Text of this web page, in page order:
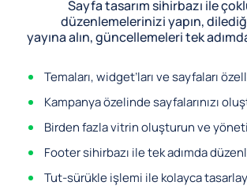
Sayfa tasarım sihirbazı ile
düzenlemelerinizi yapın,
yayına alın, güncellemeleri tek
Temaları, widget’ları ve sayfaları
Kampanya özelinde sayfalarınızı
Birden fazla vitrin oluşturun ve
Footer sihirbazı ile tek adımda
Tut-sürükle işlemi ile kolayca